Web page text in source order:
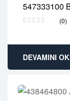
547333100
(0)
2 years
Delivery
DEVAMINI